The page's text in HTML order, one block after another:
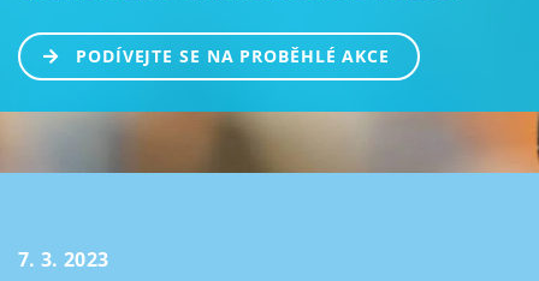
PODÍVEJTE SE NA PROBĚHLÉ AKCE
7. 3. 2023